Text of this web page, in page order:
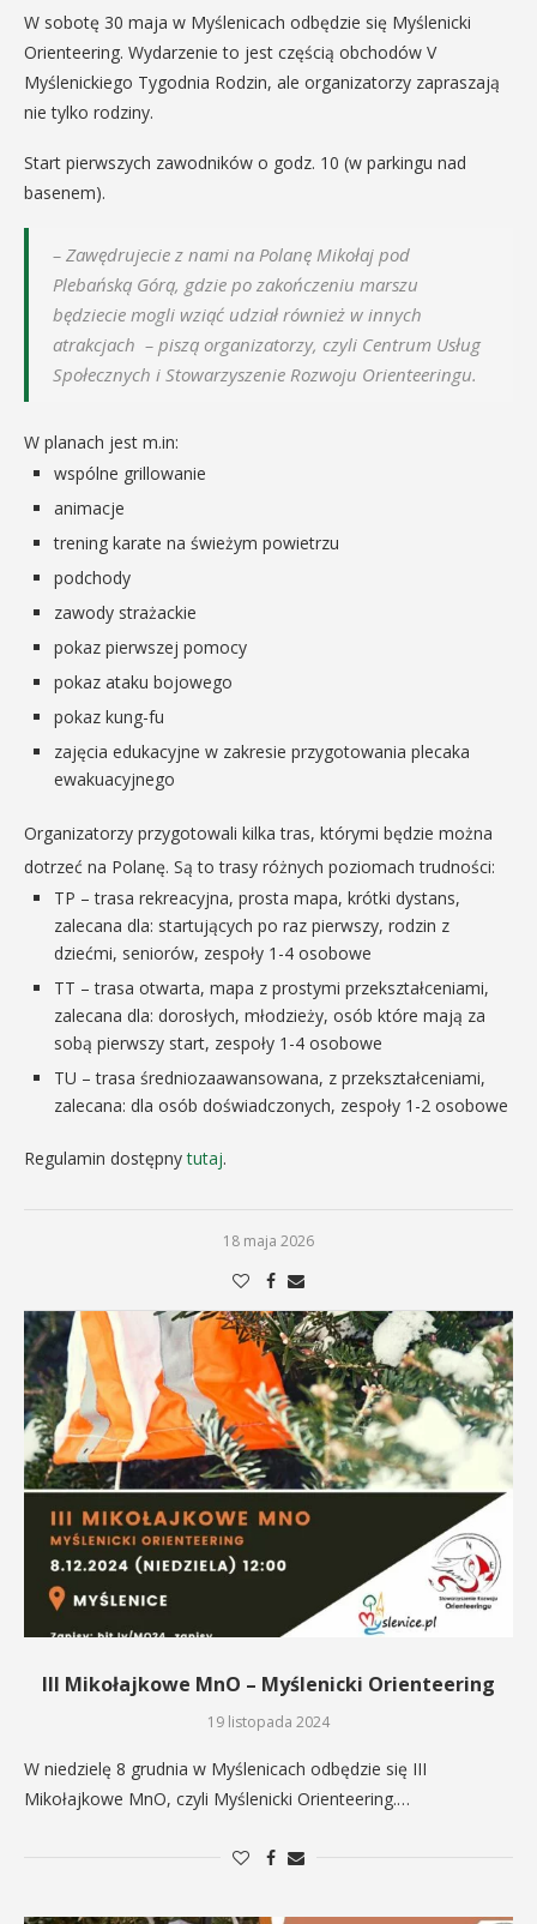
W sobotę 30 maja w Myślenicach odbędzie się Myślenicki
Orienteering. Wydarzenie to jest częścią obchodów V
Myślenickiego Tygodnia Rodzin, ale organizatorzy zapraszają
nie tylko rodziny.
Start pierwszych zawodników o godz. 10 (w parkingu nad
basenem).
– Zawędrujecie z nami na Polanę Mikołaj pod
Plebańską Górą, gdzie po zakończeniu marszu
będziecie mogli wziąć udział również w innych
atrakcjach – piszą organizatorzy, czyli Centrum Usług
Społecznych i Stowarzyszenie Rozwoju Orienteeringu.
W planach jest m.in:
wspólne grillowanie
animacje
trening karate na świeżym powietrzu
podchody
zawody strażackie
pokaz pierwszej pomocy
pokaz ataku bojowego
pokaz kung-fu
zajęcia edukacyjne w zakresie przygotowania plecaka
ewakuacyjnego
Organizatorzy przygotowali kilka tras, którymi będzie można
dotrzeć na Polanę. Są to trasy różnych poziomach trudności:
TP – trasa rekreacyjna, prosta mapa, krótki dystans,
zalecana dla: startujących po raz pierwszy, rodzin z
dziećmi, seniorów, zespoły 1-4 osobowe
TT – trasa otwarta, mapa z prostymi przekształceniami,
zalecana dla: dorosłych, młodzieży, osób które mają za
sobą pierwszy start, zespoły 1-4 osobowe
TU – trasa średniozaawansowana, z przekształceniami,
zalecana: dla osób doświadczonych, zespoły 1-2 osobowe
Regulamin dostępnytutaj.
18 maja 2026
III Mikołajkowe MnO – Myślenicki Orienteering
19 listopada 2024
W niedzielę 8 grudnia w Myślenicach odbędzie się III
Mikołajkowe MnO, czyli Myślenicki Orienteering.…